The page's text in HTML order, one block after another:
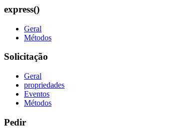
express()
Geral
Métodos
Solicitação
Geral
propriedades
Eventos
Métodos
Pedir